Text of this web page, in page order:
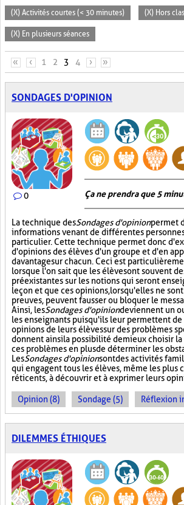
(X) Activités courtes (< 30 minutes) (X) Hors
(X) En plusieurs séances
PAGES
« ‹ 1 2 3 4 › »
SONDAGES D'OPINION
0 Ça ne prendra que 5
La technique desSondages d'opinionpermet
informations venant de différentes
particulier. Cette technique permet donc
d'opinions des élèves d'un groupe et d'en
davantage sur chacun. Ceci est
lorsque l'on sait que les élèves ont souvent
préexistantes sur les notions qui seront
leçon et que ces opinions, lorsqu'elles ne
preuves, peuvent fausser ou bloquer le
Ainsi, lesSondages d'opiniondeviennent un
les enseignants puisqu'ils leur permettent
opinions de leurs élèves sur des problèmes
donnent ainsi la possibilité de mieux choisir
ces problèmes en plus de déterminer les
LesSondages d'opinionsont des activités
qui engagent tous les élèves, même les plus
réticents, à découvrir et à exprimer leurs
Opinion (8) Sondage (5) Réflexion
DILEMMES ÉTHIQUES